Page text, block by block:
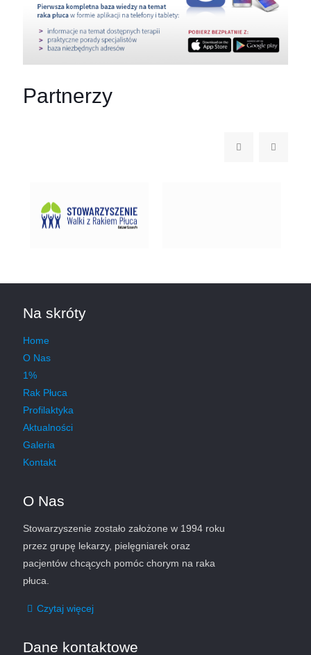
Partnerzy
Na skróty
Home
O Nas
1%
Rak Płuca
Profilaktyka
Aktualności
Galeria
Kontakt
O Nas
Stowarzyszenie zostało założone w 1994 roku
przez grupę lekarzy, pielęgniarek oraz
pacjentów chcących pomóc chorym na raka
płuca.
Czytaj więcej
Dane kontaktowe